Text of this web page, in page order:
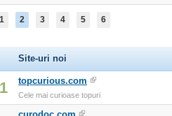
1 2 3 4 5 6
Site-uri noi
1 topcurious.com
Cele mai curioase topuri
curodoc.com